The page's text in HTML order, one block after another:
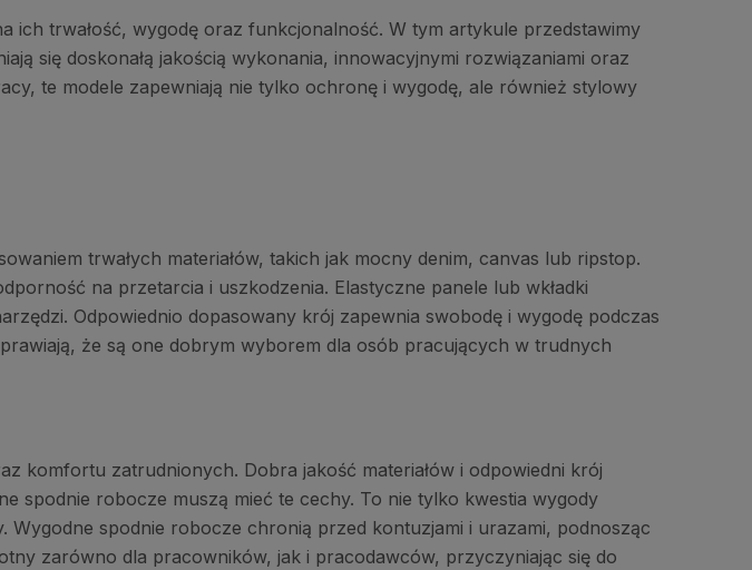
trwałość, wygodę oraz funkcjonalność. W tym artykule przedstawimy
się doskonałą jakością wykonania, innowacyjnymi rozwiązaniami oraz
te modele zapewniają nie tylko ochronę i wygodę, ale również stylowy
trwałych materiałów, takich jak mocny denim, canvas lub ripstop.
na przetarcia i uszkodzenia. Elastyczne panele lub wkładki
Odpowiednio dopasowany krój zapewnia swobodę i wygodę podczas
że są one dobrym wyborem dla osób pracujących w trudnych
komfortu zatrudnionych. Dobra jakość materiałów i odpowiedni krój
spodnie robocze muszą mieć te cechy. To nie tylko kwestia wygody
spodnie robocze chronią przed kontuzjami i urazami, podnosząc
zarówno dla pracowników, jak i pracodawców, przyczyniając się do